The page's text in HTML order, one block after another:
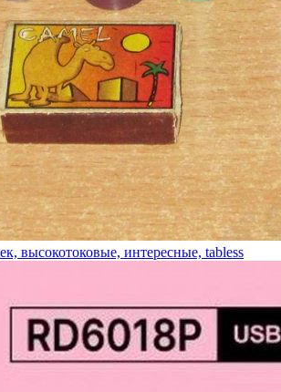
высокотоковые, интересные, tabless